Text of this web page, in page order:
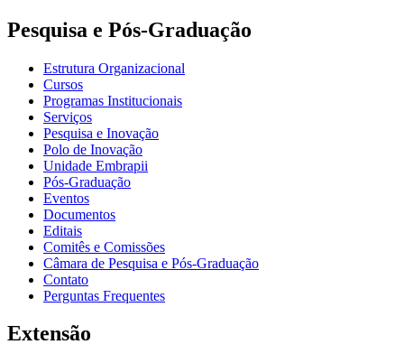
Pesquisa e Pós-Graduação
Estrutura Organizacional
Cursos
Programas Institucionais
Serviços
Pesquisa e Inovação
Polo de Inovação
Unidade Embrapii
Pós-Graduação
Eventos
Documentos
Editais
Comitês e Comissões
Câmara de Pesquisa e Pós-Graduação
Contato
Perguntas Frequentes
Extensão